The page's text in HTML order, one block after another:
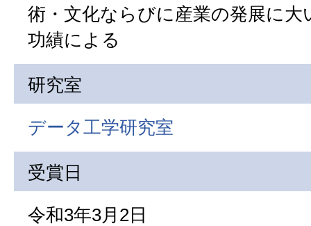
術・文化ならびに産業の発展に大
功績による
研究室
データ工学研究室
受賞日
令和3年3月2日